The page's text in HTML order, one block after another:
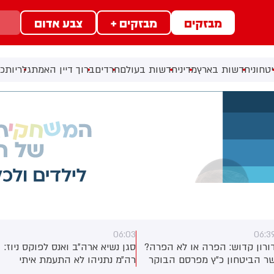
מבזקים מבזקים + צבע אדום
חדשות בארץמדיניחדשות בעולםחרדיםברוך דיין האמתגלריות
נשיא ארה״ב ואנס לפוקס ניוז:
נתניהו לא התעמת איתי
06:02
דורון קדוש: זה האירוע שהוגדר
ע״י צה״ל אתמול כ״הפרה של